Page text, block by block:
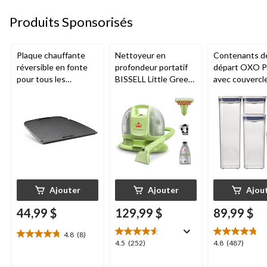
Produits Sponsorisés
Plaque chauffante
réversible en fonte
pour tous les
série Q285
Ajouter
44,99 $
4.8 (8)
4.8
Nettoyeur en
profondeur portatif
BISSELL Little Green
tapis et tissus
d'ameublement
Ajouter
129,99 $
4.5 (252)
4.5
Contenants
départ OXO
avec
de tailles,
89,99 $
4.8 (487)
4.8